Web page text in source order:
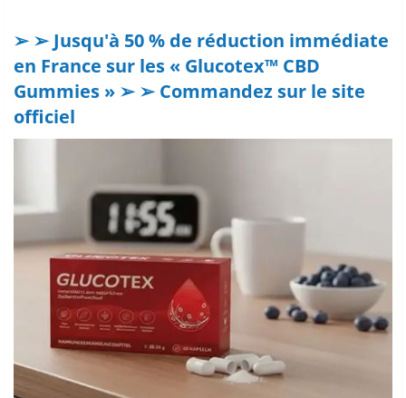
➢ ➢ Jusqu'à 50 % de réduction immédiate
en France sur les « Glucotex™ CBD
Gummies » ➢ ➢ Commandez sur le site
officiel